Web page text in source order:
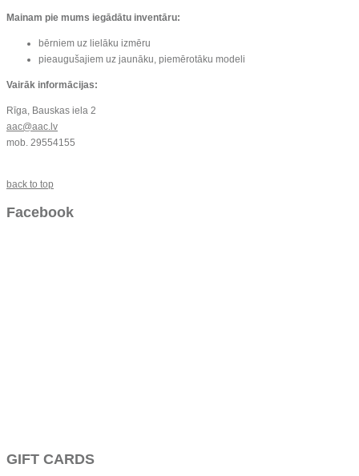
Mainam pie mums iegādātu inventāru:
bērniem uz lielāku izmēru
pieaugušajiem uz jaunāku, piemērotāku modeli
Vairāk informācijas:
Rīga, Bauskas iela 2
aac@aac.lv
mob. 29554155
back to top
Facebook
GIFT CARDS